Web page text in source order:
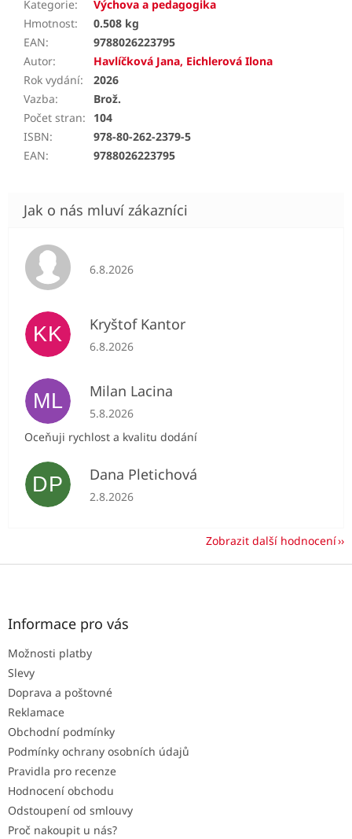
Kategorie:
Výchova a pedagogika
Hmotnost:
0.508 kg
EAN:
9788026223795
Autor:
Havlíčková Jana, Eichlerová Ilona
Rok vydání:
2026
Vazba:
Brož.
Počet stran:
104
ISBN:
978-80-262-2379-5
EAN: 9788026223795
Hodnocení obchodu je 5 z 5 hvězdiček.
6.8.2026
KK Kryštof Kantor
Hodnocení obchodu je 5 z 5 hvězdiček.
6.8.2026
ML Milan Lacina
Hodnocení obchodu je 5 z 5 hvězdiček.
5.8.2026
Oceňuji rychlost a kvalitu dodání
DP Dana Pletichová
Hodnocení obchodu je 5 z 5 hvězdiček.
2.8.2026
Zobrazit další hodnocení
Z
Informace pro vás
Možnosti platby
Slevy
Doprava a poštovné
Reklamace
Obchodní podmínky
Podmínky ochrany osobních údajů
Pravidla pro recenze
Hodnocení obchodu
Odstoupení od smlouvy
Proč nakoupit u nás?